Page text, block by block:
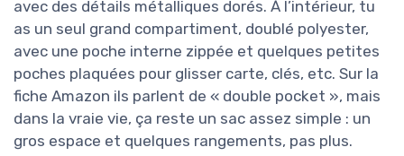
avec des détails métalliques dorés. À l’intérieur, tu
as un seul grand compartiment, doublé polyester,
avec une poche interne zippée et quelques petites
poches plaquées pour glisser carte, clés, etc. Sur la
fiche Amazon ils parlent de « double pocket », mais
dans la vraie vie, ça reste un sac assez simple : un
gros espace et quelques rangements, pas plus.